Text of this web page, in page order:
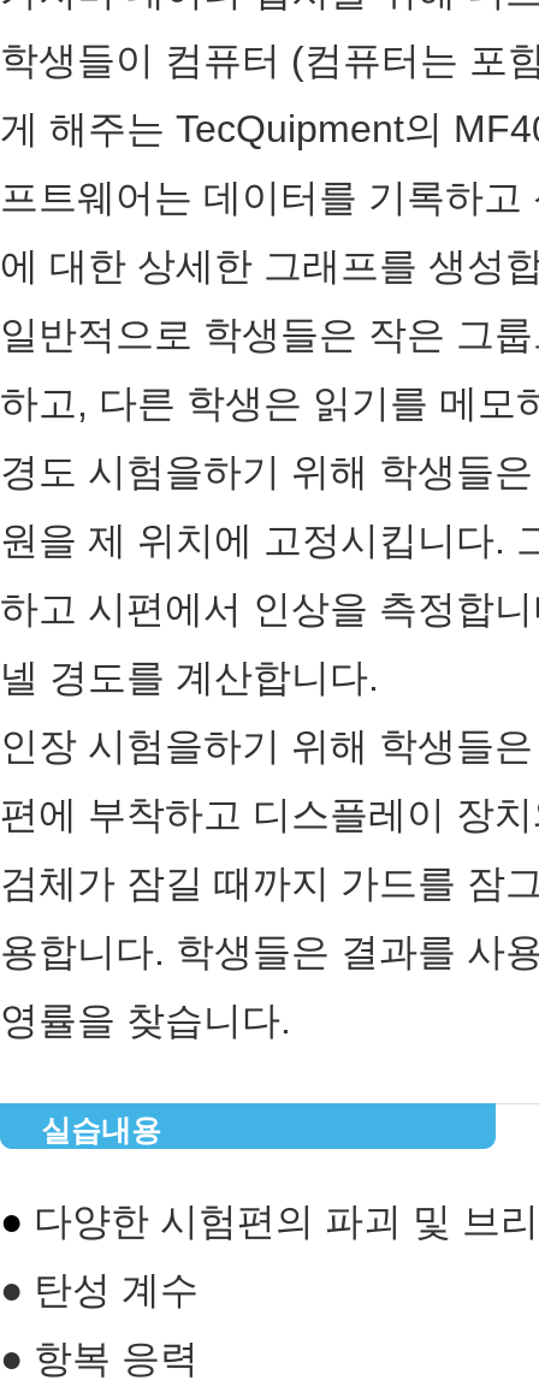
학생들이 컴퓨터 (컴퓨터는 포
게 해주는 TecQuipment의
프트웨어는 데이터를 기록하
에 대한 상세한 그래프를 생성
일반적으로 학생들은 작은 그
하고, 다른 학생은 읽기를 메
경도 시험을하기 위해 학생들
원을 제 위치에 고정시킵니다.
하고 시편에서 인상을 측정합
넬 경도를 계산합니다.
인장 시험을하기 위해 학생들
편에 부착하고 디스플레이 장
검체가 잠길 때까지 가드를 잠
용합니다. 학생들은 결과를 사
영률을 찾습니다.
실습내용
● 다양한 시험편의 파괴 및 브
● 탄성 계수
● 항복 응력